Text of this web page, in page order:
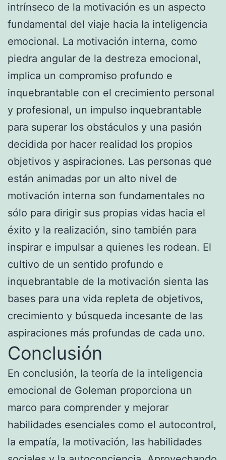
intrínseco de la motivación es un aspecto
fundamental del viaje hacia la inteligencia
emocional. La motivación interna, como
piedra angular de la destreza emocional,
implica un compromiso profundo e
inquebrantable con el crecimiento personal
y profesional, un impulso inquebrantable
para superar los obstáculos y una pasión
decidida por hacer realidad los propios
objetivos y aspiraciones. Las personas que
están animadas por un alto nivel de
motivación interna son fundamentales no
sólo para dirigir sus propias vidas hacia el
éxito y la realización, sino también para
inspirar e impulsar a quienes les rodean. El
cultivo de un sentido profundo e
inquebrantable de la motivación sienta las
bases para una vida repleta de objetivos,
crecimiento y búsqueda incesante de las
aspiraciones más profundas de cada uno.
Conclusión
En conclusión, la teoría de la inteligencia
emocional de Goleman proporciona un
marco para comprender y mejorar
habilidades esenciales como el autocontrol,
la empatía, la motivación, las habilidades